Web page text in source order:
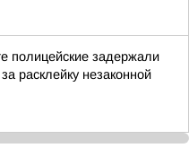
полицейские задержали
расклейку незаконной